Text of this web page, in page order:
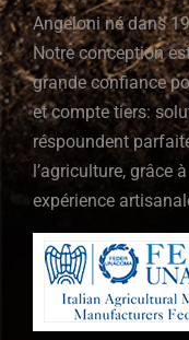
Angeloni né dans
Notre conception
grande confiance
et compte tiers:
réspoundent
l’agriculture, grâce
expérience